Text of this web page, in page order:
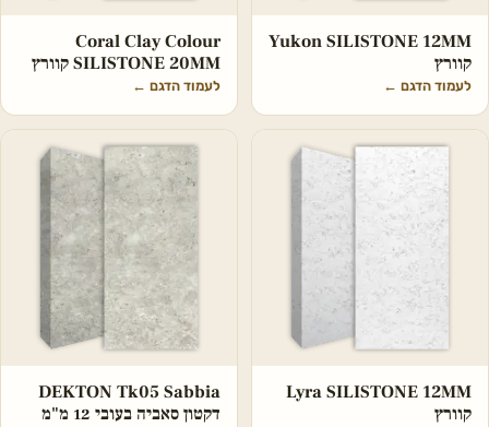
Yukon SILISTONE 12MM
קוורץ
לעמוד הדגם ←
Coral Clay Colour
SILISTONE 20MM קוורץ
לעמוד הדגם ←
Lyra SILISTONE 12MM
קוורץ
DEKTON Tk05 Sabbia
דקטון סאביה בעובי 12 מ"מ